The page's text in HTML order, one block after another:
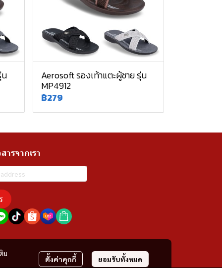
น Aerosoft รองเท้าแตะผู้ชาย รุ่น
MP4912
฿279
ม
ตั้งค่าคุกกี้ ยอมรับทั้งหมด
ารจากเรา